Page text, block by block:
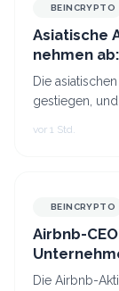
BEINCRYPTO
Asiatische
nehmen
Die
gestiegen,
vor 1 Std.
BEINCRYPTO
Airbnb-
Die Airbnb-